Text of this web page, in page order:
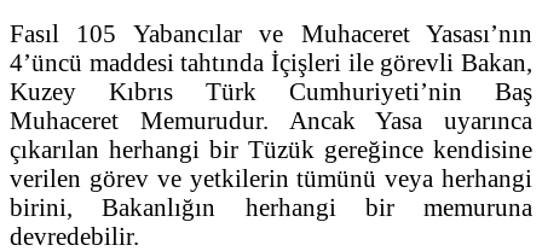
Fasıl 105 Yabancılar ve Muhaceret Yasası’nın
4’üncü maddesi tahtında İçişleri ile görevli Bakan,
Kuzey Kıbrıs Türk Cumhuriyeti’nin Baş
Muhaceret Memurudur. Ancak Yasa uyarınca
çıkarılan herhangi bir Tüzük gereğince kendisine
verilen görev ve yetkilerin tümünü veya herhangi
birini, Bakanlığın herhangi bir memuruna
devredebilir.